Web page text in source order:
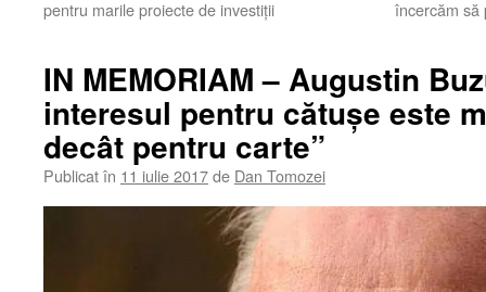
pentru marile proiecte de investiţii
încercăm să
IN MEMORIAM – Augustin
interesul pentru cătuşe este
decât pentru carte”
Publicat în 11 iulie 2017de Dan Tomozei